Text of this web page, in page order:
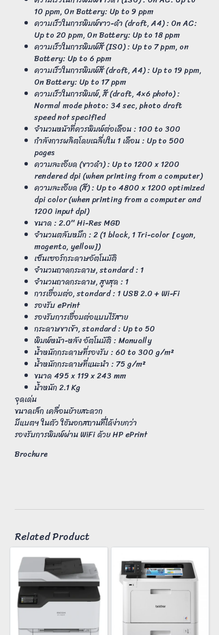
10 ppm, On Battery: Up to 9 ppm
ความเร็วในการพิมพ์ขาว-ดำ (draft, A4) : On AC:
Up to 20 ppm, On Battery: Up to 18 ppm
ความเร็วในการพิมพ์สี (ISO) : Up to 7 ppm, on
Battery: Up to 6 ppm
ความเร็วในการพิมพ์สี (draft, A4) : Up to 19 ppm,
On Battery: Up to 17 ppm
ความเร็วในการพิมพ์, สี (draft, 4×6 photo) :
Normal mode photo: 34 sec, photo draft
speed not specified
จำนวนหน้าที่ควรพิมพ์ต่อเดือน : 100 to 300
กำลังการผลิตโดยเฉลี่ยใน 1 เดือน : Up to 500
pages
ความละเอียด (ขาวดำ) : Up to 1200 x 1200
rendered dpi (when printing from a computer)
ความละเอียด (สี) : Up to 4800 x 1200 optimized
dpi color (when printing from a computer and
1200 input dpi)
ขนาด : 2.0″ Hi-Res MGD
จำนวนตลับหมึก : 2 (1 black, 1 Tri-color [cyan,
magenta, yellow])
เซ็นเซอร์กระดาษอัตโนมัติ
จำนวนถาดกระดาษ, standard : 1
จำนวนถาดกระดาษ, สูงสุด : 1
การเชื่อมต่อ, standard : 1 USB 2.0 + Wi-Fi
รองรับ ePrint
รองรับการเชื่อมต่อแบบไร้สาย
กระดาษขาเข้า, standard : Up to 50
พิมพ์หน้า-หลัง อัตโนมัติ : Manually
น้ำหนักกระดาษที่รองรับ : 60 to 300 g/m²
น้ำหนักกระดาษที่แนะนำ : 75 g/m²
ขนาด 495 x 119 x 243 mm
น้ำหนัก 2.1 Kg
จุดเด่น
ขนาดเล็ก เคลื่อนย้ายสะดวก
มีแบตฯ ในตัว ใช้นอกสถานที่ได้ง่ายกว่า
รองรับการพิมพ์ผ่าน WiFi ด้วย HP ePrint
Brochure
Related Product